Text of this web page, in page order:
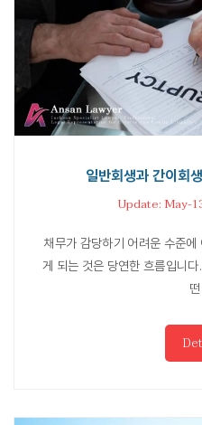
일반회생과 간이회
Update: May-
채무가 감당하기 어려운 수준
게 되는 것은 당연한 흐름입니